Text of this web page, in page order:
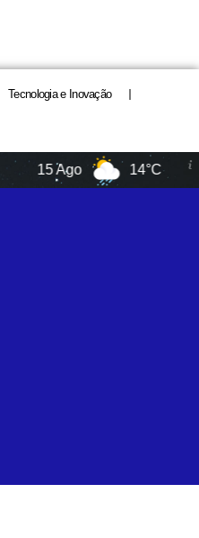
Tecnologia e Inovação
15 Ago 14°C